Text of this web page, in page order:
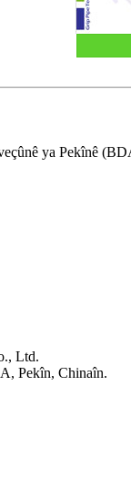
ya Pekînê
Ltd.
Pekîn, Chinaîn.